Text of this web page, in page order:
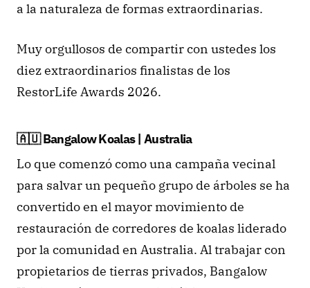
a la naturaleza de formas extraordinarias.
Muy orgullosos de compartir con ustedes los
diez extraordinarios finalistas de los
RestorLife Awards 2026.
🇦🇺 Bangalow Koalas | Australia
Lo que comenzó como una campaña vecinal
para salvar un pequeño grupo de árboles se ha
convertido en el mayor movimiento de
restauración de corredores de koalas liderado
por la comunidad en Australia. Al trabajar con
propietarios de tierras privados, Bangalow